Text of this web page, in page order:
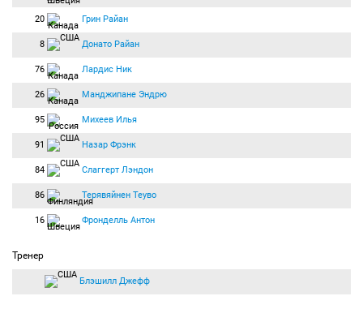
20 Грин Райан
8 Донато Райан
76 Лардис Ник
26 Манджипане Эндрю
95 Михеев Илья
91 Назар Фрэнк
84 Слаггерт Лэндон
86 Терявяйнен Теуво
16 Фронделль Антон
Тренер
Блэшилл Джефф